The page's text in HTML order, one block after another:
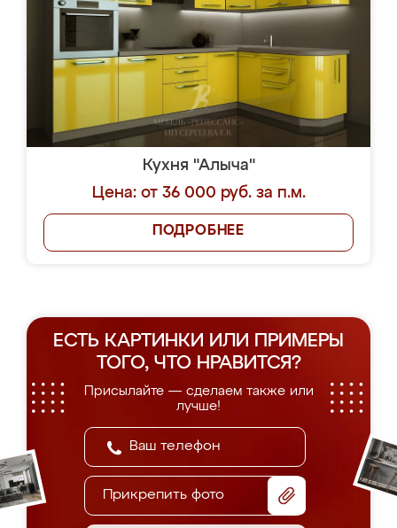
Кухня "Алыча"
Цена: от 36 000 руб. за п.м.
ПОДРОБНЕЕ
ЕСТЬ КАРТИНКИ ИЛИ ПРИМЕРЫ
ТОГО, ЧТО НРАВИТСЯ?
Присылайте — сделаем также или
лучше!
Прикрепить фото